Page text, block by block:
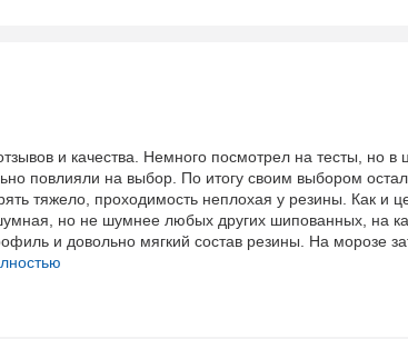
и качества. Немного посмотрел на тесты, но в
повлияли на выбор. По итогу своим выбором
тяжело, проходимость неплохая у резины. Как и
но не шумнее любых других шипованных, на
и довольно мягкий состав резины. На морозе